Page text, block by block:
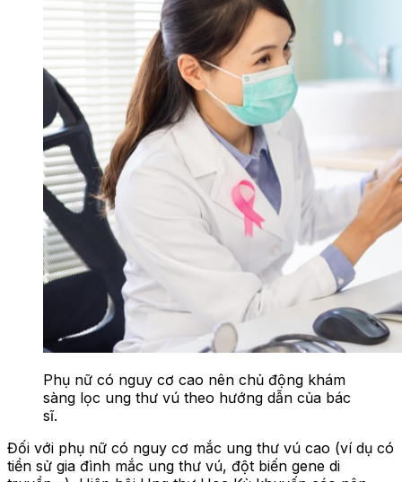
Phụ nữ có nguy cơ cao nên chủ động khám
sàng lọc ung thư vú theo hướng dẫn của bác
sĩ.
Đối với phụ nữ có nguy cơ mắc ung thư vú cao (ví dụ có
tiền sử gia đình mắc ung thư vú, đột biến gene di